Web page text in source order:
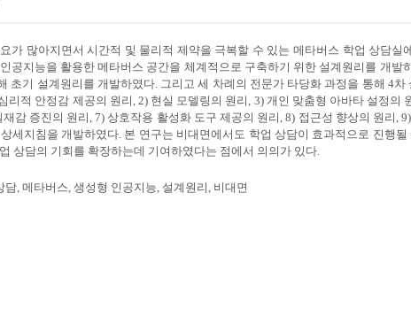
가 많아지면서 시간적 및 물리적 제약을 극복할 수 있는 메타버스 학업 상담
공지능을 활용한 메타버스 공간을 체계적으로 구축하기 위한 설계원리를 개
초기 설계원리를 개발하였다. 그리고 세 차례의 전문가 타당화 과정을 통해 4
리적 안정감 제공의 원리, 2) 현실 모델링의 원리, 3) 개인 맞춤형 아바타 설정의
재감 증진의 원리, 7) 상호작용 활성화 도구 제공의 원리, 8) 접근성 향상의 원리,
세지침을 개발하였다. 본 연구는 비대면에서도 학업 상담이 효과적으로 진행
상담의 기회를 확장하는데 기여하였다는 점에서 의의가 있다.
담, 메타버스, 생성형 인공지능, 설계원리, 비대면